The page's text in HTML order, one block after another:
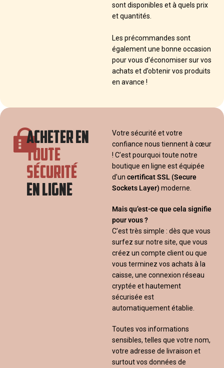
sont disponibles et à quels prix
et quantités.
Les précommandes sont
également une bonne occasion
pour vous d’économiser sur vos
achats et d’obtenir vos produits
en avance !
ACHETER EN
TOUTE
SÉCURITÉ
EN LIGNE
Votre sécurité et votre
confiance nous tiennent à cœur
! C’est pourquoi toute notre
boutique en ligne est équipée
d’un certificat SSL (Secure
Sockets Layer) moderne.
Mais qu’est-ce que cela signifie
pour vous ?
C’est très simple : dès que vous
surfez sur notre site, que vous
créez un compte client ou que
vous terminez vos achats à la
caisse, une connexion réseau
cryptée et hautement
sécurisée est
automatiquement établie.
Toutes vos informations
sensibles, telles que votre nom,
votre adresse de livraison et
surtout vos données de